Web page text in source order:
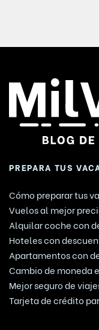
PREPARA TUS
Cómo preparar tus
Vuelos al mejor
Alquilar coche con
Hoteles con
Apartamentos con
Cambio de moneda
Mejor seguro de
Tarjeta de crédito